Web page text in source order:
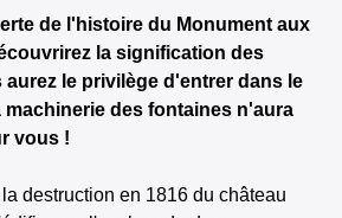
de l'histoire du Monument aux
la signification des
le privilège d'entrer dans le
des fontaines n'aura
vous !
la destruction en 1816 du château